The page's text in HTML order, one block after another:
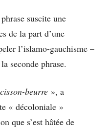
suscite une
de la part d’une
l’islamo-gauchisme –
seconde phrase.
beurre », a
« décoloniale »
que s’est hâtée de